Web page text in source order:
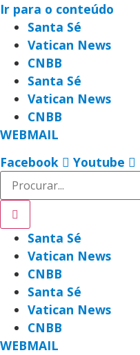
Ir para o conteúdo
Santa Sé
Vatican News
CNBB
Santa Sé
Vatican News
CNBB
WEBMAIL
Facebook
Youtube
Santa Sé
Vatican News
CNBB
Santa Sé
Vatican News
CNBB
WEBMAIL